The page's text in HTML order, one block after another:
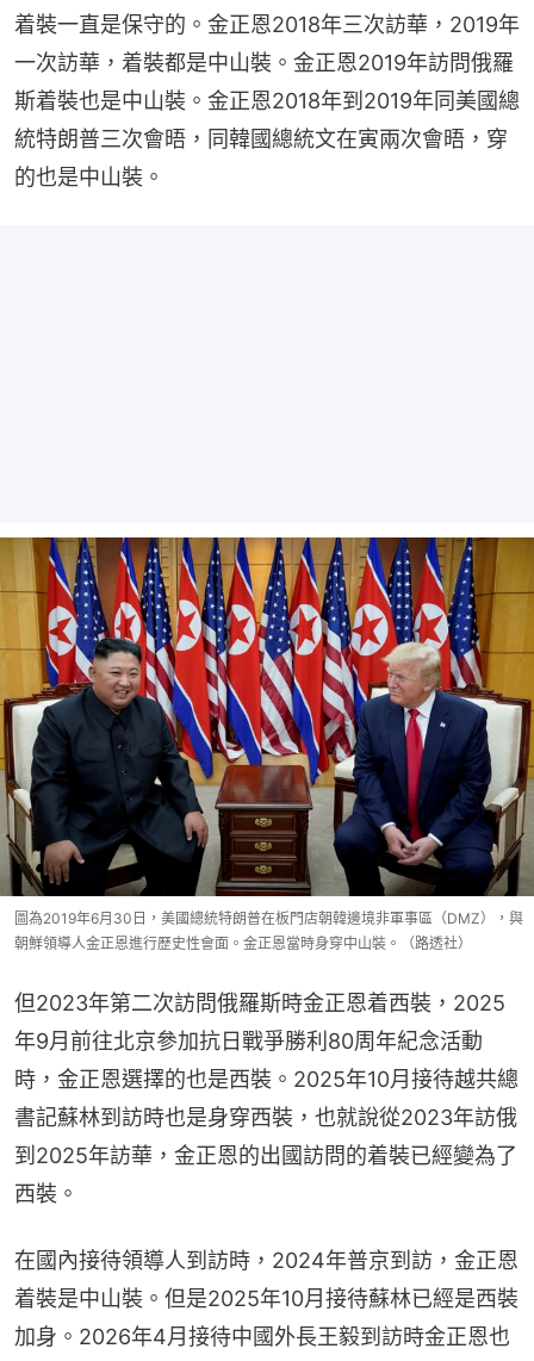
着裝一直是保守的。金正恩2018年三次訪華，2019年
一次訪華，着裝都是中山裝。金正恩2019年訪問俄羅
斯着裝也是中山裝。金正恩2018年到2019年同美國總
統特朗普三次會晤，同韓國總統文在寅兩次會晤，穿
的也是中山裝。
圖為2019年6月30日，美國總統特朗普在板門店朝韓邊境非軍事區（DMZ），與
朝鮮領導人金正恩進行歷史性會面。金正恩當時身穿中山裝。（路透社）
但2023年第二次訪問俄羅斯時金正恩着西裝，2025
年9月前往北京參加抗日戰爭勝利80周年紀念活動
時，金正恩選擇的也是西裝。2025年10月接待越共總
書記蘇林到訪時也是身穿西裝，也就說從2023年訪俄
到2025年訪華，金正恩的出國訪問的着裝已經變為了
西裝。
在國內接待領導人到訪時，2024年普京到訪，金正恩
着裝是中山裝。但是2025年10月接待蘇林已經是西裝
加身。2026年4月接待中國外長王毅到訪時金正恩也